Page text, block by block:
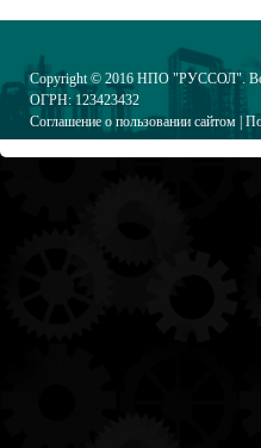
Copyright © 2016 НПО "РУССОЛ".
ОГРН: 123423432
Соглашение о пользовании сайтом